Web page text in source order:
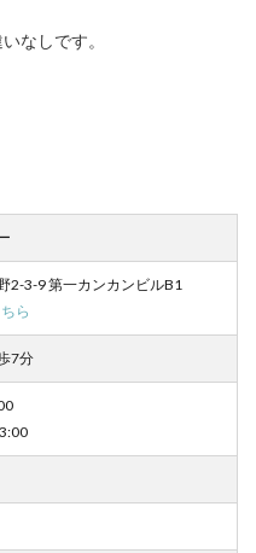
なしです。
2-3-9 第一カンカンビルB1
ら
7分